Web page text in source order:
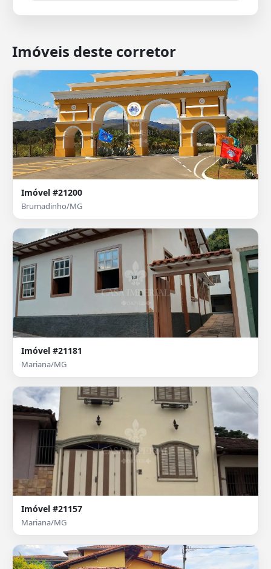
Imóveis deste corretor
Imóvel #21200
Brumadinho/MG
Imóvel #21181
Mariana/MG
Imóvel #21157
Mariana/MG